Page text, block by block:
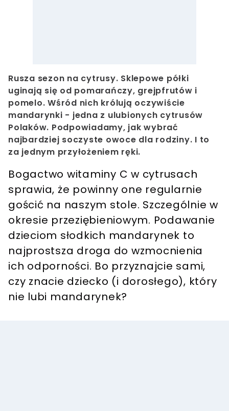
Rusza sezon na cytrusy. Sklepowe półki
uginają się od pomarańczy, grejpfrutów i
pomelo. Wśród nich królują oczywiście
mandarynki - jedna z ulubionych cytrusów
Polaków. Podpowiadamy, jak wybrać
najbardziej soczyste owoce dla rodziny. I to
za jednym przyłożeniem ręki.
Bogactwo witaminy C w cytrusach
sprawia, że powinny one regularnie
gościć na naszym stole. Szczególnie w
okresie przeziębieniowym. Podawanie
dzieciom słodkich mandarynek to
najprostsza droga do wzmocnienia
ich odporności. Bo przyznajcie sami,
czy znacie dziecko (i dorosłego), który
nie lubi mandarynek?